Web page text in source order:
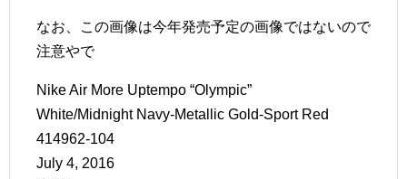
なお、この画像は今年発売予定の画像ではないので
注意やで
Nike Air More Uptempo “Olympic”
White/Midnight Navy-Metallic Gold-Sport Red
414962-104
July 4, 2016